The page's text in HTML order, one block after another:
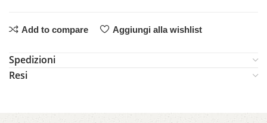
Add to compare Aggiungi alla wishlist
Spedizioni
Resi